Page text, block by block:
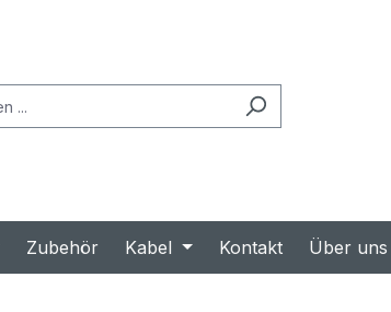
Zubehör Kabel Kontakt Über uns